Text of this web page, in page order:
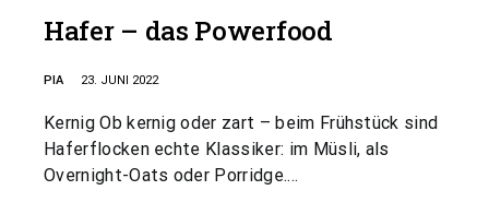
Hafer – das Powerfood
PIA 23. JUNI 2022
Kernig Ob kernig oder zart – beim Frühstück sind
Haferflocken echte Klassiker: im Müsli, als
Overnight-Oats oder Porridge.…